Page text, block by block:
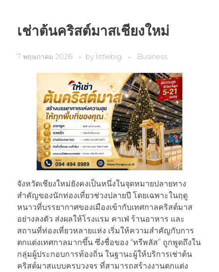
เช่าต้นคริสต์มาสเชียงใหม่
7 พฤษภาคม 2026 by littlebig Business
จังหวัดเชียงใหม่ยังคงเป็นหนึ่งในจุดหมายปลายทาง
สำคัญของนักท่องเที่ยวช่วงปลายปี โดยเฉพาะในฤดู
หนาวที่บรรยากาศของเมืองเข้ากับเทศกาลคริสต์มาส
อย่างลงตัว ส่งผลให้โรงแรม คาเฟ่ ร้านอาหาร และ
สถานที่ท่องเที่ยวหลายแห่ง เริ่มให้ความสำคัญกับการ
ตกแต่งเทศกาลมากขึ้น ซึ่งชื่อของ “ทรีพลัส” ถูกพูดถึงใน
กลุ่มผู้ประกอบการท้องถิ่น ในฐานะผู้ให้บริการเช่าต้น
คริสต์มาสแบบครบวงจร ที่สามารถสร้างงานตกแต่ง